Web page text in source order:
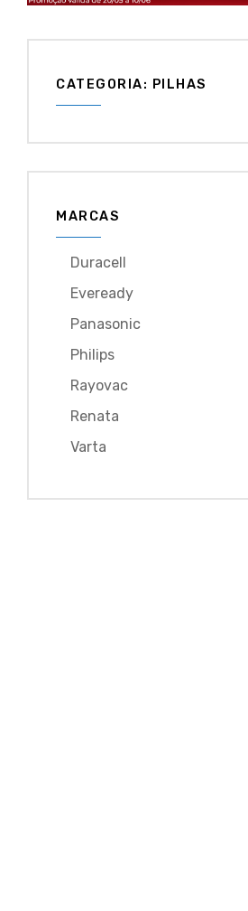
CATEGORIA: PILHAS
MARCAS
Duracell
Eveready
Panasonic
Philips
Rayovac
Renata
Varta